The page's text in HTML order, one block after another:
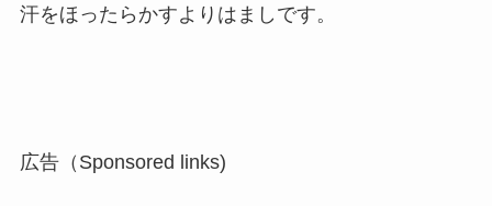
汗をほったらかすよりはましです。
広告（Sponsored links)